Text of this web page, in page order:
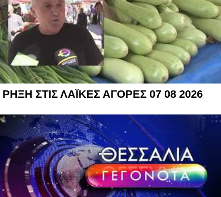
ΡΗΞΗ ΣΤΙΣ ΛΑΪΚΕΣ ΑΓΟΡΕΣ 07 08 2026